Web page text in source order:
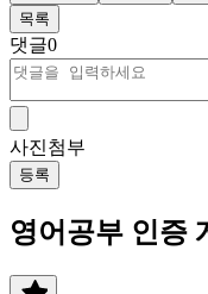
목록
댓글0
사진첨부
등록
영어공부 인증